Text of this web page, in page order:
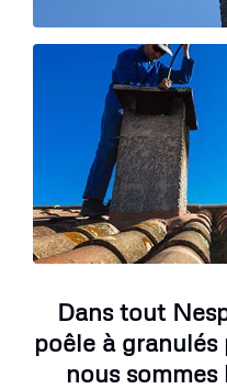
Dans tout
poêle à
nous